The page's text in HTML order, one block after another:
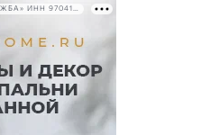
РЕКЛАМА • ООО «ДРУЖБА» ИНН 9704146411